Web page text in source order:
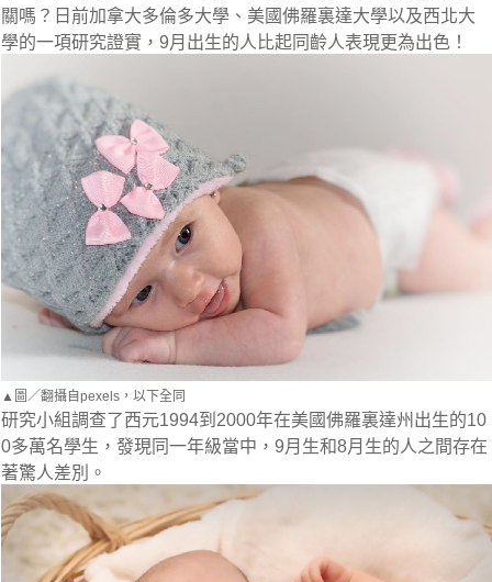
關嗎？日前加拿大多倫多大學、美國佛羅裏達大學以及西北大
學的一項研究證實， 9月出生的人比起同齡人表現更為出色！
▲圖／翻攝自pexels，以下全同
研究小組調查了西元1994到2000年在美國佛羅裏達州出生的10
0多萬名學生，發現同一年級當中，9月生和8月生的人之間存在
著驚人差別。